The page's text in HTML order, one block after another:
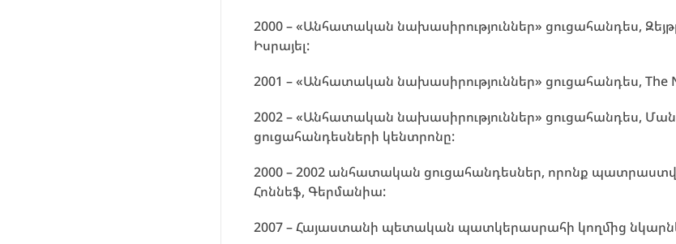
2000 – «Անհատական նախասիրություններ» ցուցահանդես,
Իսրայել:
2001 – «Անհատական նախասիրություններ» ցուցահանդես,
2002 – «Անհատական նախասիրություններ» ցուցահանդես,
ցուցահանդեսների կենտրոնը:
2000 – 2002 անհատական ցուցահանդեսներ, որոնք
Հոննեֆ, Գերմանիա:
2007 – Հայաստանի պետական պատկերասրահի կողմից